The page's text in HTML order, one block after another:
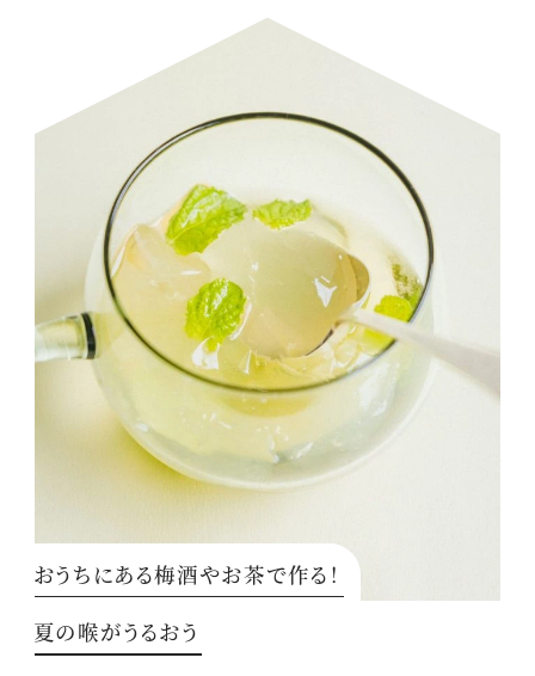
おうちにある梅酒やお茶で作る！
夏の喉がうるおう